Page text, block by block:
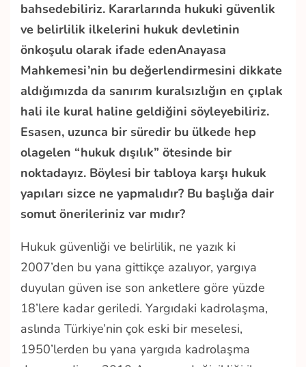
bahsedebiliriz. Kararlarında hukuki güvenlik
ve belirlilik ilkelerini hukuk devletinin
önkoşulu olarak ifade edenAnayasa
Mahkemesi’nin bu değerlendirmesini dikkate
aldığımızda da sanırım kuralsızlığın en çıplak
hali ile kural haline geldiğini söyleyebiliriz.
Esasen, uzunca bir süredir bu ülkede hep
olagelen “hukuk dışılık” ötesinde bir
noktadayız. Böylesi bir tabloya karşı hukuk
yapıları sizce ne yapmalıdır? Bu başlığa dair
somut önerileriniz var mıdır?
Hukuk güvenliği ve belirlilik, ne yazık ki
2007’den bu yana gittikçe azalıyor, yargıya
duyulan güven ise son anketlere göre yüzde
18’lere kadar geriledi. Yargıdaki kadrolaşma,
aslında Türkiye’nin çok eski bir meselesi,
1950’lerden bu yana yargıda kadrolaşma